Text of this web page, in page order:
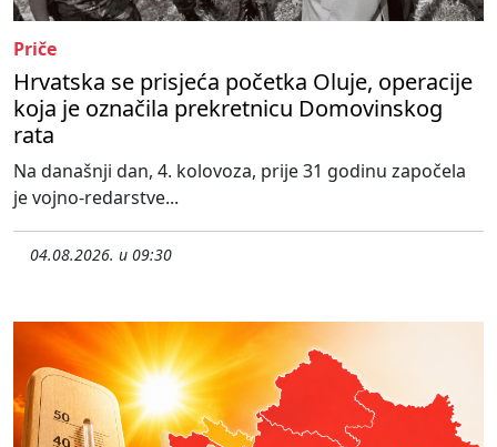
Priče
Hrvatska se prisjeća početka Oluje, operacije
koja je označila prekretnicu Domovinskog
rata
Na današnji dan, 4. kolovoza, prije 31 godinu započela
je vojno-redarstve...
04.08.2026. u 09:30